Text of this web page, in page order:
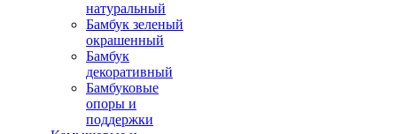
натуральный
Бамбук зеленый
окрашенный
Бамбук
декоративный
Бамбуковые
опоры и
поддержки